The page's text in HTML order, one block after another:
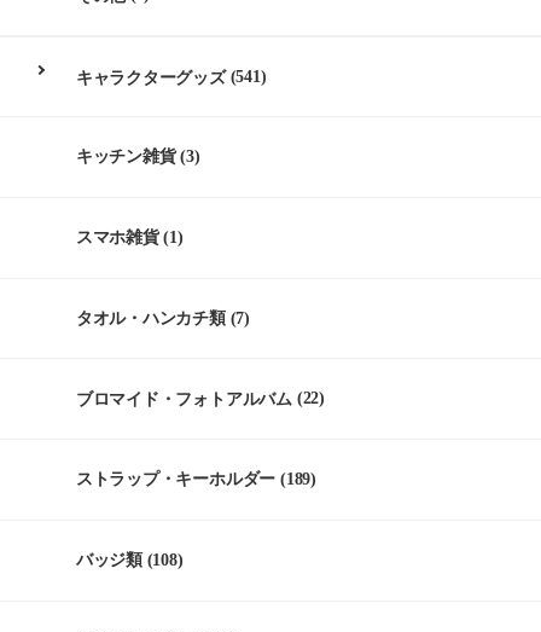
キャラクターグッズ(541)
キッチン雑貨(3)
スマホ雑貨(1)
タオル・ハンカチ類(7)
ブロマイド・フォトアルバム (22)
ストラップ・キーホルダー (189)
バッジ類(108)